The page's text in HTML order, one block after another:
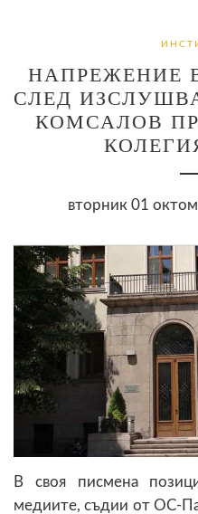
НАПРЕЖЕНИЕ
СЛЕД
КОМСАЛОВ
вторник 01
В своя писмена
медиите, съдии от ОС-